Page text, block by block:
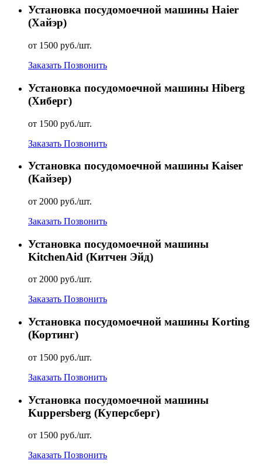
Установка посудомоечной машины Haier
(Хайэр)
от 1500 руб./шт.
Заказать Позвонить
Установка посудомоечной машины Hiberg
(Хиберг)
от 1500 руб./шт.
Заказать Позвонить
Установка посудомоечной машины Kaiser
(Кайзер)
от 2000 руб./шт.
Заказать Позвонить
Установка посудомоечной машины
KitchenAid (Китчен Эйд)
от 2000 руб./шт.
Заказать Позвонить
Установка посудомоечной машины Korting
(Кортинг)
от 1500 руб./шт.
Заказать Позвонить
Установка посудомоечной машины
Kuppersberg (Куперсберг)
от 1500 руб./шт.
Заказать Позвонить